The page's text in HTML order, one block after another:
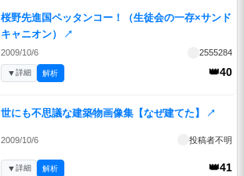
桜野先進国ペッタンコー！（生徒会の一存×サンド
キャニオン）
↗
2009/10/6 2555284
👑40
▼詳細 解析
世にも不思議な建築物画像集【なぜ建てた】 ↗
2009/10/6 投稿者不明
👑41
▼詳細 解析